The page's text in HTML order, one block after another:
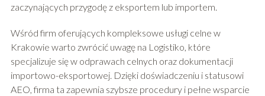
zaczynających przygodę z eksportem lub importem.
Wśród firm oferujących kompleksowe usługi celne w
Krakowie warto zwrócić uwagę na Logistiko, które
specjalizuje się w odprawach celnych oraz dokumentacji
importowo-eksportowej. Dzięki doświadczeniu i statusowi
AEO, firma ta zapewnia szybsze procedury i pełne wsparcie